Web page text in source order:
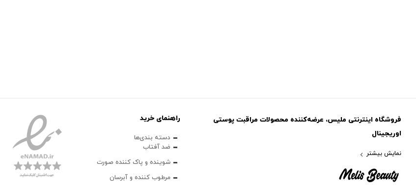
فروشگاه اینترنتی ملیس، عرضه‌کننده محصولات مراقبت پوستی
اوریجینال
نمایش بیشتر
راهنمای خرید
دسته بندی‌ها
ضد آفتاب
شوینده و پاک‌ کننده صورت
مرطوب کننده و آبرسان